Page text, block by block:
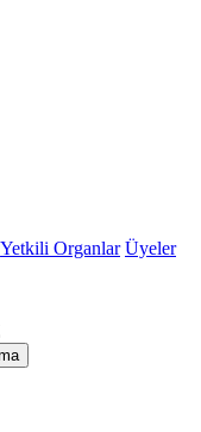
Yetkili Organlar Üyeler